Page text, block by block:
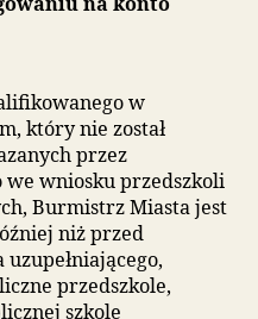
kandydatów, którzy
o
odmowy przyjęcia
terminie 3 dni od dnia
listy dzieci